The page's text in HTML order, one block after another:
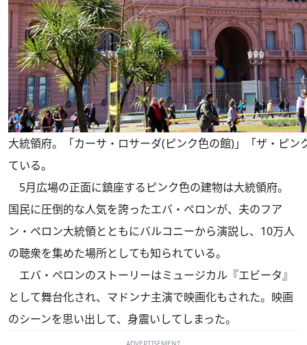
大統領府。「カーサ・ロサーダ(ピンク色の館)」「ザ・ピン
ている。
5月広場の正面に鎮座するピンク色の建物は大統領府。
国民に圧倒的な人気を誇ったエバ・ペロンが、夫のフア
ン・ペロン大統領とともにバルコニーから演説し、10万人
の聴衆を集めた場所としても知られている。
エバ・ペロンのストーリーはミュージカル『エビータ』
として舞台化され、マドンナ主演で映画化もされた。映画
のシーンを思い出して、身震いしてしまった。